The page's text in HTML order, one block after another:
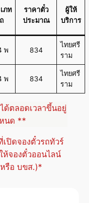
ภท
ราคาตั๋ว
ประมาณ
ผู้ให้
บริการ
พ 834
ไทยศรี
ราม
พ 834
ไทยศรี
ราม
ด้ตลอดเวลาขึ้นอยู่
นด **
เปิดจองตั๋วรถทัวร์
ห้จองตั๋วออนไลน์
รือ บขส.)*